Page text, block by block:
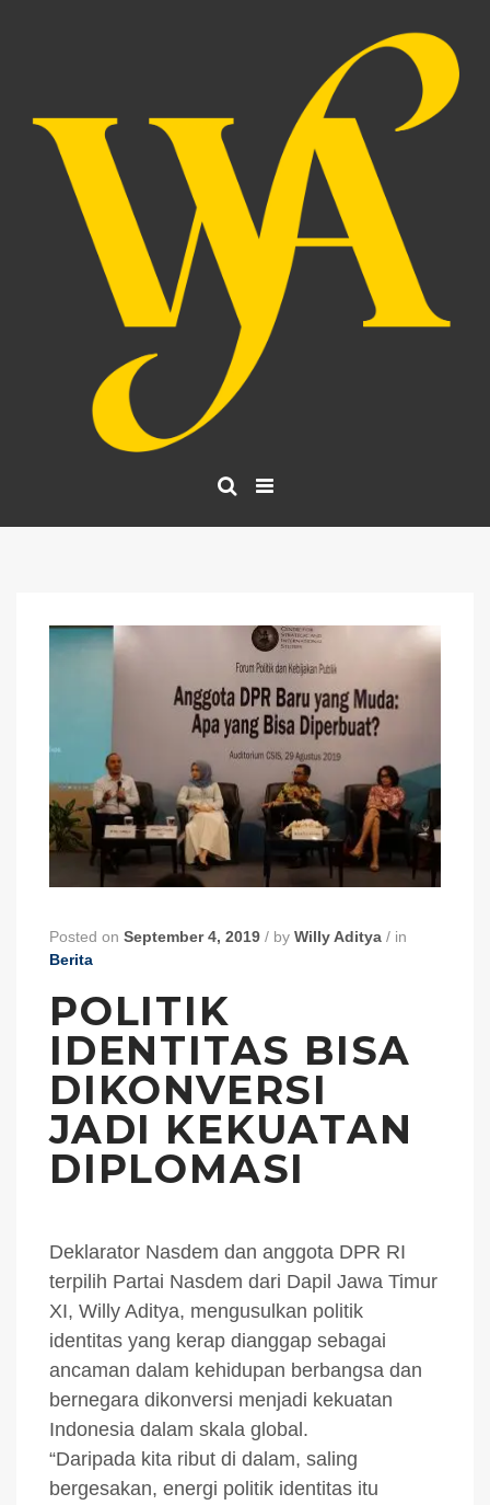
Posted on September 4, 2019 / by Willy Aditya / in
Berita
POLITIK
IDENTITAS BISA
DIKONVERSI
JADI KEKUATAN
DIPLOMASI
Deklarator Nasdem dan anggota DPR RI
terpilih Partai Nasdem dari Dapil Jawa Timur
XI, Willy Aditya, mengusulkan politik
identitas yang kerap dianggap sebagai
ancaman dalam kehidupan berbangsa dan
bernegara dikonversi menjadi kekuatan
Indonesia dalam skala global.
“Daripada kita ribut di dalam, saling
bergesakan, energi politik identitas itu